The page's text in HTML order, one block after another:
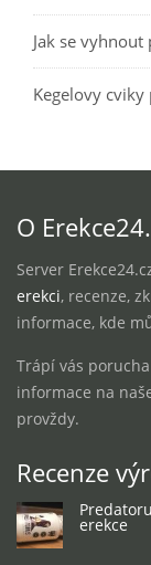
Jak se
Kegelovy
O
Server
erekci, recenze,
informace, kde
Trápí vás
informace na
provždy.
Recenze
erekce